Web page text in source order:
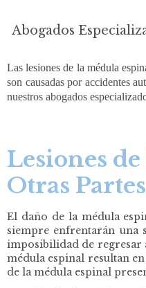
Abogados
Las lesiones de la médula
son causadas por accidentes
nuestros abogados
Lesiones
Otras Partes
El daño de la médula
siempre enfrentarán una
imposibilidad de regresar
médula espinal resultan
de la médula espinal